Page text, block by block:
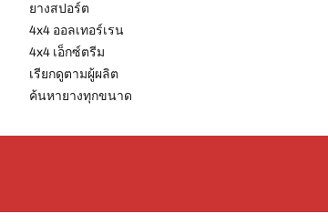
ยางสปอร์ต
4x4 ออลเทอร์เรน​
4x4 เอ็กซ์ตรีม​
เรียกดูตามผู้ผลิต
ค้นหายางทุกขนาด